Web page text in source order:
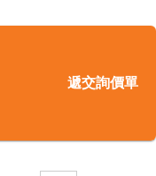
遞交詢價單